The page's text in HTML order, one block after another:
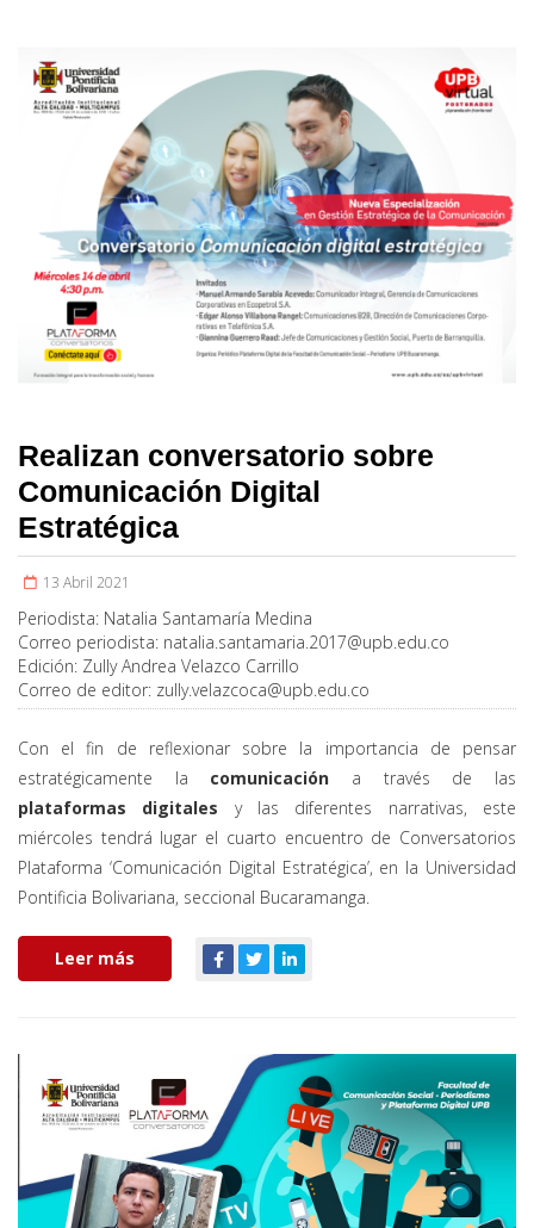
Realizan conversatorio sobre
Comunicación Digital
Estratégica
13 Abril 2021
Periodista: Natalia Santamaría Medina
Correo periodista: natalia.santamaria.2017@upb.edu.co
Edición: Zully Andrea Velazco Carrillo
Correo de editor: zully.velazcoca@upb.edu.co
Con el fin de reflexionar sobre la importancia de pensar
estratégicamente la comunicación a través de las
plataformas digitales y las diferentes narrativas, este
miércoles tendrá lugar el cuarto encuentro de Conversatorios
Plataforma ‘Comunicación Digital Estratégica’, en la Universidad
Pontificia Bolivariana, seccional Bucaramanga.
Leer más